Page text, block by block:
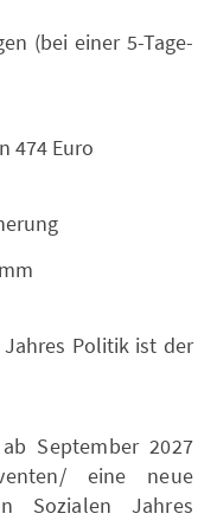
(bei einer 5-Tage-
474 Euro
Politik ist der
September 2027
eine neue
Sozialen Jahres